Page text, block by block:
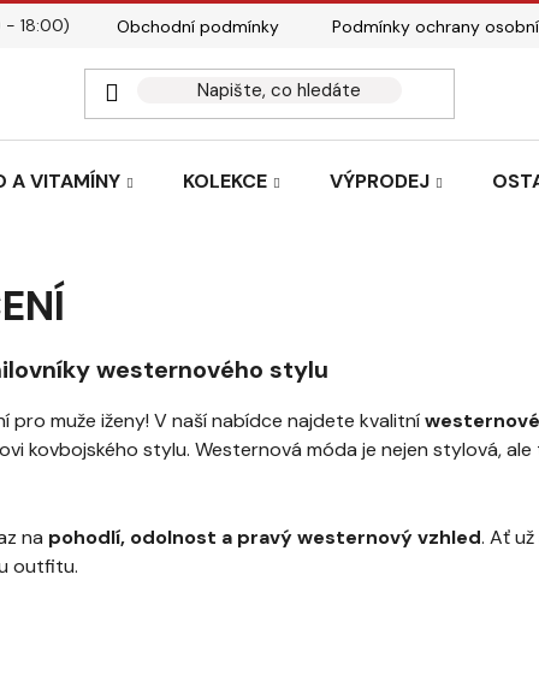
- 18:00) Obchodní podmínky Podmínky ochrany
A VITAMÍNY KOLEKCE VÝPRODEJ
westernového stylu
muže iženy! V naší nabídce najdete kvalitní
kovbojského stylu. Westernová móda je nejen stylová,
na pohodlí, odolnost a pravý westernový vzhled. Ať
outfitu.